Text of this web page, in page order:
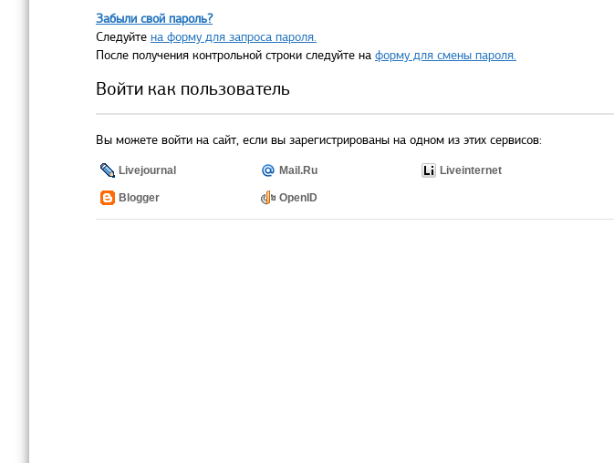
Забыли свой пароль?
Следуйте на форму для запроса пароля.
После получения контрольной строки следуйте на форму для смены пароля.
Войти как пользователь
Вы можете войти на сайт, если вы зарегистрированы на одном из этих сервисов:
Livejournal Mail.Ru Liveinternet
Blogger OpenID